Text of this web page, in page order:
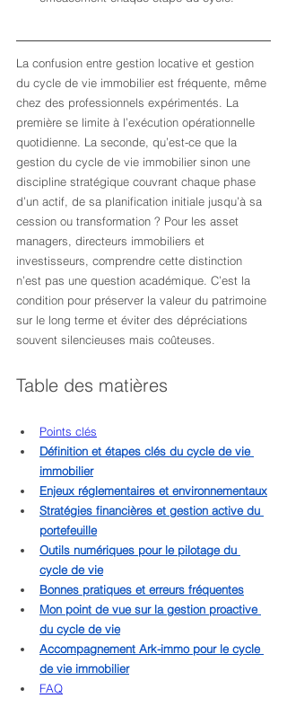
La confusion entre gestion locative et gestion
du cycle de vie immobilier est fréquente, même
chez des professionnels expérimentés. La
première se limite à l’exécution opérationnelle
quotidienne. La seconde, qu’est-ce que la
gestion du cycle de vie immobilier sinon une
discipline stratégique couvrant chaque phase
d’un actif, de sa planification initiale jusqu’à sa
cession ou transformation ? Pour les asset
managers, directeurs immobiliers et
investisseurs, comprendre cette distinction
n’est pas une question académique. C’est la
condition pour préserver la valeur du patrimoine
sur le long terme et éviter des dépréciations
souvent silencieuses mais coûteuses.
Table des matières
Points clés
Définition et étapes clés du cycle de vie
immobilier
Enjeux réglementaires et environnementaux
Stratégies financières et gestion active du
portefeuille
Outils numériques pour le pilotage du
cycle de vie
Bonnes pratiques et erreurs fréquentes
Mon point de vue sur la gestion proactive
du cycle de vie
Accompagnement Ark-immo pour le cycle
de vie immobilier
FAQ